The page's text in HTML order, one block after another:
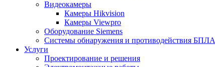
Видеокамеры
Камеры Hikvision
Камеры Viewpro
Оборудование Siemens
Системы обнаружения и противодействия БПЛА
Услуги
Проектирование и решения